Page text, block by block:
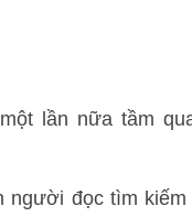
lần nữa tầm
người đọc tìm